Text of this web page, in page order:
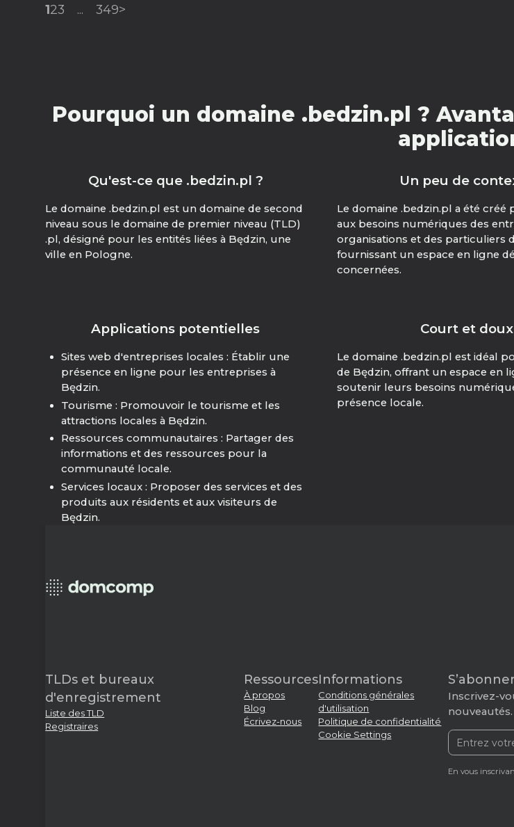
123 ... 349>
Pourquoi un domaine .bedzin.pl ?
Qu'est-ce que .bedzin.pl ?
Le domaine .bedzin.pl est un domaine de second
niveau sous le domaine de premier niveau (TLD)
.pl, désigné pour les entités liées à Będzin, une
ville en Pologne.
Un peu de
Le domaine .bedzin.pl a été
aux besoins numériques des
organisations et des particuliers
fournissant un espace en ligne
concernées.
Applications potentielles
Sites web d'entreprises locales : Établir une
présence en ligne pour les entreprises à
Będzin.
Tourisme : Promouvoir le tourisme et les
attractions locales à Będzin.
Ressources communautaires : Partager des
informations et des ressources pour la
communauté locale.
Services locaux : Proposer des services et des
produits aux résidents et aux visiteurs de
Będzin.
Court et doux
Le domaine .bedzin.pl est idéal
de Będzin, offrant un espace en
soutenir leurs besoins
présence locale.
TLDs et bureaux
d'enregistrement
Liste des TLD
Registraires
Ressources
À propos
Blog
Écrivez-nous
Informations
Conditions générales
d'utilisation
Politique de confidentialité
Cookie Settings
S’abonner
Inscrivez-
nouveautés.
En vous